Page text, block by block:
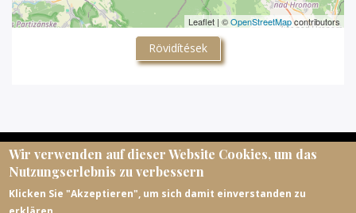
Leaflet | ©OpenStreetMapcontributors
Rövidítések
© Magyar Egyházi Levéltárosok Egyesülete, 2026.
Wir verwenden auf dieser Website Cookies, um das
Nutzungserlebnis zu verbessern
Klicken Sie "Akzeptieren", um sich damit einverstanden zu